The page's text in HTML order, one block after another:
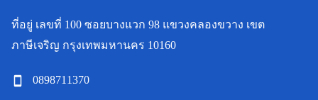
ที่อยู่ เลขที่ 100 ซอยบางแวก 98 แขวงคลองขวาง เขต
ภาษีเจริญ กรุงเทพมหานคร 10160
0898711370